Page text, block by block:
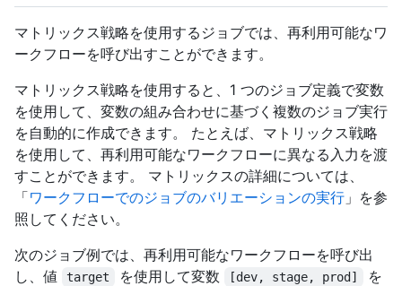
マトリックス戦略を使用するジョブでは、再利用可能なワ
ークフローを呼び出すことができます。
マトリックス戦略を使用すると、1 つのジョブ定義で変数
を使用して、変数の組み合わせに基づく複数のジョブ実行
を自動的に作成できます。 たとえば、マトリックス戦略
を使用して、再利用可能なワークフローに異なる入力を渡
すことができます。 マトリックスの詳細については、
「ワークフローでのジョブのバリエーションの実行 」を参
照してください。
次のジョブ例では、再利用可能なワークフローを呼び出
し、値
target を使用して変数 [dev, stage, prod]
を